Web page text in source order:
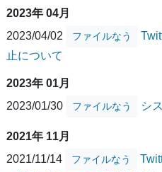
2023年 04月
2023/04/02
ファイルなう
止について
2023年 01月
2023/01/30
ファイルなう シ
2021年 11月
2021/11/14
ファイルなう